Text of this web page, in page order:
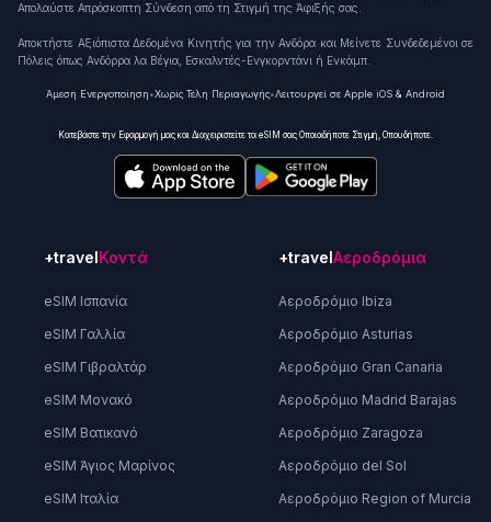
Απολαύστε Απρόσκοπτη Σύνδεση από τη Στιγμή της Άφιξής σας.
Αποκτήστε Αξιόπιστα Δεδομένα Κινητής για την Ανδόρα και Μείνετε Συνδεδεμένοι σε
Πόλεις όπως Ανδόρρα λα Βέγια, Εσκαλντές-Ενγκορντάνι ή Ενκάμπ.
Άμεση Ενεργοποίηση•Χωρίς Τέλη Περιαγωγής•Λειτουργεί σε Apple iOS & Android
Κατεβάστε την Εφαρμογή μας και Διαχειριστείτε τα eSIM σας Οποιαδήποτε Στιγμή, Οπουδήποτε.
+travelΚοντά
eSIM Ισπανία
eSIM Γαλλία
eSIM Γιβραλτάρ
eSIM Μονακό
eSIM Βατικανό
eSIM Άγιος Μαρίνος
eSIM Ιταλία
+travelΑεροδρόμια
Αεροδρόμιο Ibiza
Αεροδρόμιο Asturias
Αεροδρόμιο Gran Canaria
Αεροδρόμιο Madrid Barajas
Αεροδρόμιο Zaragoza
Αεροδρόμιο del Sol
Αεροδρόμιο Region of Murcia